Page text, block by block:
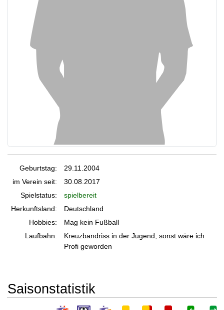
Geburtstag:
29.11.2004
im Verein seit:
30.08.2017
Spielstatus:
spielbereit
Herkunftsland:
Deutschland
Hobbies:
Mag kein Fußball
Laufbahn:
Kreuzbandriss in der Jugend, sonst wäre ich
Profi geworden
Saisonstatistik